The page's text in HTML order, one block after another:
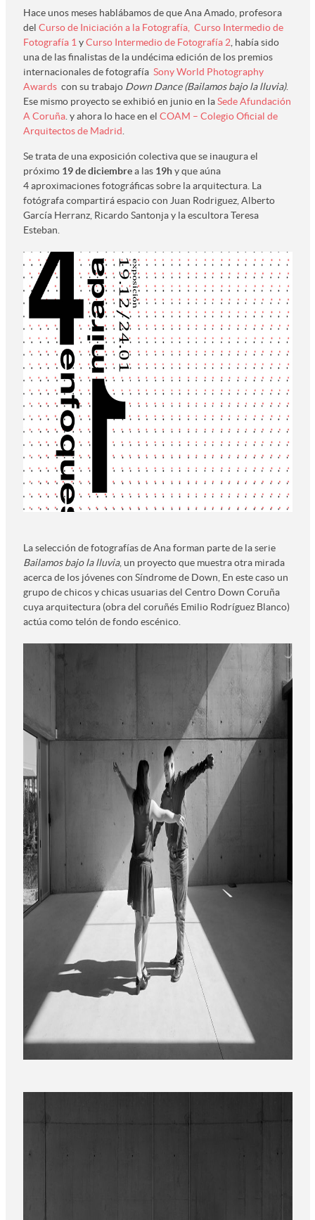
Hace unos meses hablábamos de que Ana Amado, profesora
del Curso de Iniciación a la Fotografía, Curso Intermedio de
Fotografía 1 yCurso Intermedio de Fotografía 2, había sido
una de las finalistas de la undécima edición de los premios
internacionales de fotografía Sony World Photography
Awardscon su trabajo Down Dance (Bailamos bajo la lluvia).
Ese mismo proyecto se exhibió en junio en laSede Afundación
A Coruña. y ahora lo hace en el COAM – Colegio Oficial de
Arquitectos de Madrid
Se trata de una exposición colectiva que se inaugura el
próximo 19 de diciembrea las 19hy que aúna
4 aproximaciones fotográficas sobre la arquitectura. La
fotógrafa compartirá espacio con Juan Rodriguez, Alberto
García Herranz, Ricardo Santonja y la escultora Teresa
Esteban.
La selección de fotografías de Ana forman parte de la serie
Bailamos bajo la lluvia, un proyecto que muestra otra mirada
acerca de los jóvenes con Síndrome de Down, En este caso un
grupo de chicos y chicas usuarias del Centro Down Coruña
cuya arquitectura (obra del coruñés Emilio Rodríguez Blanco)
actúa como telón de fondo escénico.